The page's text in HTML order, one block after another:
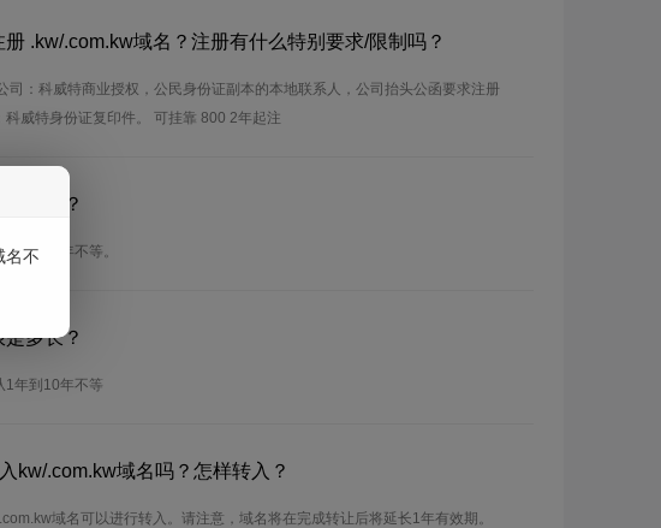
册 .kw/.com.kw域名？注册有什么特别要求/限制吗？
司：科威特商业授权，公民身份证副本的本地联系人，公司抬头公函要求注册
科威特身份证复印件。 可挂靠 800 2年起注
是多长？
年到10年不等。
多长？
1年到10年不等
kw/.com.kw域名吗？怎样转入？
域名可以进行转入。请注意，域名将在完成转让后将延长1年有效期。
名不